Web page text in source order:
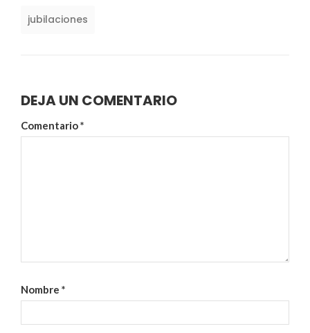
jubilaciones
DEJA UN COMENTARIO
Comentario*
Nombre *